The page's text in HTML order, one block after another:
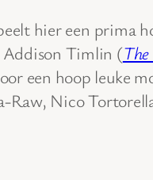
hier een prima
Addison Timlin (
een hoop leuke
Raw, Nico